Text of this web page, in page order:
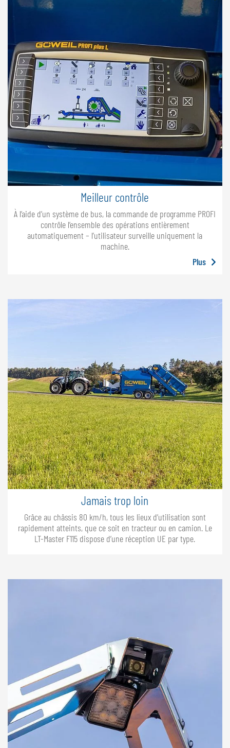
Meilleur contrôle
À l’aide d’un système de bus, la commande de programme PROFI
contrôle l’ensemble des opérations entièrement
automatiquement – l’utilisateur surveille uniquement la
machine.
Plus
Jamais trop loin
Grâce au châssis 80 km/h, tous les lieux d’utilisation sont
rapidement atteints, que ce soit en tracteur ou en camion. Le
LT-Master F115 dispose d’une réception UE par type.